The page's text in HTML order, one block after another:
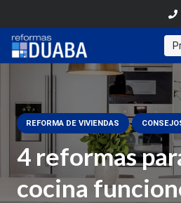
REFORMA DE VIVIENDAS
4 reformas
cocina